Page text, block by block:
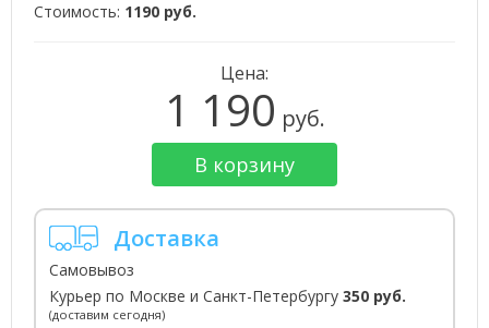
Стоимость: 1190 руб.
Цена:
1 190 руб.
В корзину
Доставка
Самовывоз
Курьер по Москве и Санкт-Петербургу 350 руб.
(доставим сегодня)